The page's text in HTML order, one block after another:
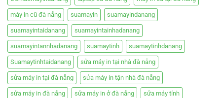
máy in cũ đà nẵng suamayin suamayindanang
suamayintaidanang suamayintainhadanang
suamayintannhadanang suamaytinh suamaytinhdanang
Suamaytinhtaidanang sửa máy in tại nhà đà nẵng
sửa máy in tại đà nẵng sửa máy in tận nhà đà nẵng
sửa máy in đà nẵng sửa máy in ở đà nẵng sửa máy tính